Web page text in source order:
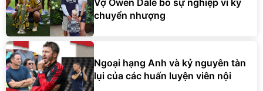
chuyển nhượng
Ngoại hạng Anh và kỷ nguyên tàn
lụi của các huấn luyện viên nội